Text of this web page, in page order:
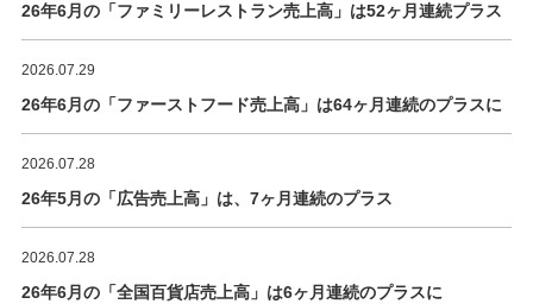
26年6月の「ファミリーレストラン売上高」は52ヶ月連続プラス
2026.07.29
26年6月の「ファーストフード売上高」は64ヶ月連続のプラスに
2026.07.28
26年5月の「広告売上高」は、7ヶ月連続のプラス
2026.07.28
26年6月の「全国百貨店売上高」は6ヶ月連続のプラスに